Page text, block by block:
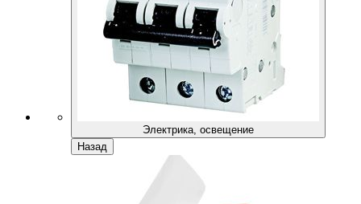
Электрика, освещение
Назад